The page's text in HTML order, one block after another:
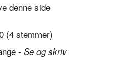
denne side
(4 stemmer)
- Se og skriv